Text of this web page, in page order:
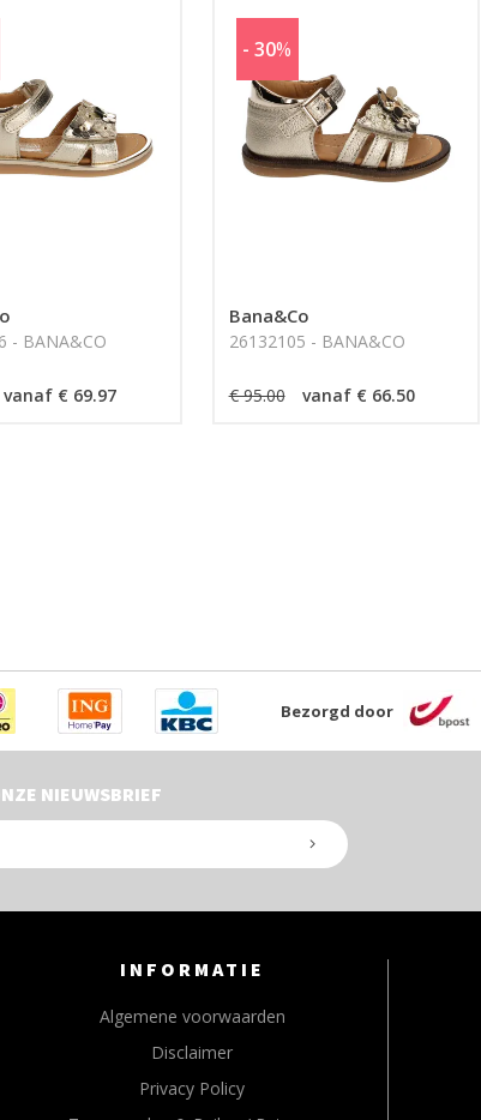
- BANA&CO
vanaf € 69.97
Bana&Co
26132105 - BANA&CO
€ 95.00 vanaf € 66.50
- 30%
Bezorgd door
NIEUWSBRIEF
INFORMATIE
Algemene voorwaarden
Disclaimer
Privacy Policy